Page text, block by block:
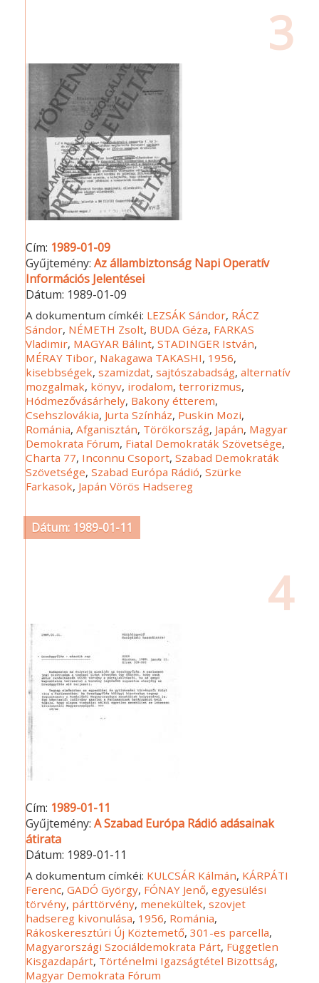
3
Cím: 1989-01-09
Gyűjtemény:Az állambiztonság Napi Operatív
Információs Jelentései
Dátum: 1989-01-09
A dokumentum címkéi: LEZSÁK Sándor, RÁCZ
Sándor, NÉMETH Zsolt, BUDA Géza, FARKAS
Vladimir, MAGYAR Bálint,STADINGER István,
MÉRAY Tibor, Nakagawa TAKASHI, 1956,
kisebbségek,szamizdat,sajtószabadság,alternatív
mozgalmak, könyv, irodalom,terrorizmus,
Hódmezővásárhely, Bakony étterem,
Csehszlovákia, Jurta Színház, Puskin Mozi,
Románia,Afganisztán, Törökország, Japán, Magyar
Demokrata Fórum, Fiatal Demokraták Szövetsége,
Charta 77, Inconnu Csoport,Szabad Demokraták
Szövetsége,Szabad Európa Rádió,Szürke
Farkasok, Japán Vörös Hadsereg
Dátum: 1989-01-11
4
Cím: 1989-01-11
Gyűjtemény:A Szabad Európa Rádió adásainak
átirata
Dátum: 1989-01-11
A dokumentum címkéi: KULCSÁR Kálmán, KÁRPÁTI
Ferenc,GADÓ György, FÓNAY Jenő,egyesülési
törvény, párttörvény, menekültek,szovjet
hadsereg kivonulása, 1956, Románia,
Rákoskeresztúri Új Köztemető,301-es parcella,
Magyarországi Szociáldemokrata Párt, Független
Kisgazdapárt, Történelmi Igazságtétel Bizottság,
Magyar Demokrata Fórum